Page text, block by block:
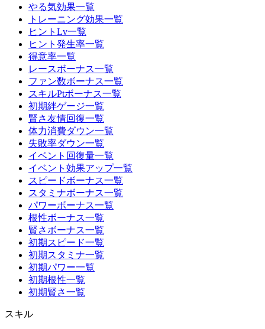
やる気効果一覧
トレーニング効果一覧
ヒントLv一覧
ヒント発生率一覧
得意率一覧
レースボーナス一覧
ファン数ボーナス一覧
スキルPtボーナス一覧
初期絆ゲージ一覧
賢さ友情回復一覧
体力消費ダウン一覧
失敗率ダウン一覧
イベント回復量一覧
イベント効果アップ一覧
スピードボーナス一覧
スタミナボーナス一覧
パワーボーナス一覧
根性ボーナス一覧
賢さボーナス一覧
初期スピード一覧
初期スタミナ一覧
初期パワー一覧
初期根性一覧
初期賢さ一覧
スキル